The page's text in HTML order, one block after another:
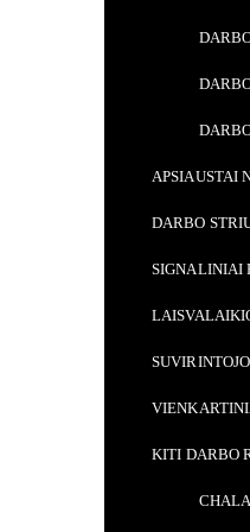
APSIAUSTAI
DARBO
SIGNALINIAI
KITI DARBO